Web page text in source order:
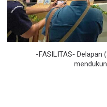
-FASILITAS- Delapan